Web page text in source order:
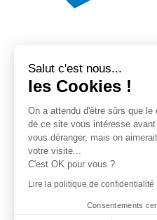
Salut c'est nous...
les Cookies !
On a attendu d'être sûrs que le
de ce site vous intéresse
vous déranger, mais on
votre visite...
C'est OK pour vous ?
Lire la politique de confidentialité
Consentements